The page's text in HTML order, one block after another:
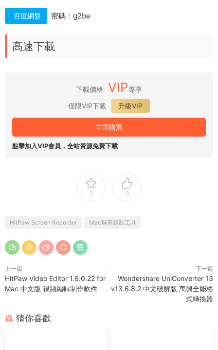
百度網盤 密碼：g2be
高速下載
下載價格 VIP專享
僅限VIP下載
升級VIP
立即購買
點擊加入VIP會員，全站資源免費下載
0 0
HitPaw Screen Recorder Mac屏幕錄制工具
上一篇
HitPaw Video Editor 1.6.0.22 for
Mac 中文版 視頻編輯制作軟件
下一篇
Wondershare UniConverter 13
v13.6.8.2 中文破解版 萬興全能格
式轉換器
猜你喜歡